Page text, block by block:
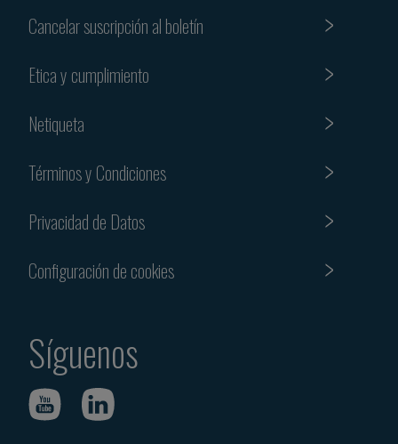
Cancelar suscripción al boletín
Etica y cumplimiento
Netiqueta
Términos y Condiciones
Privacidad de Datos
Configuración de cookies
Síguenos